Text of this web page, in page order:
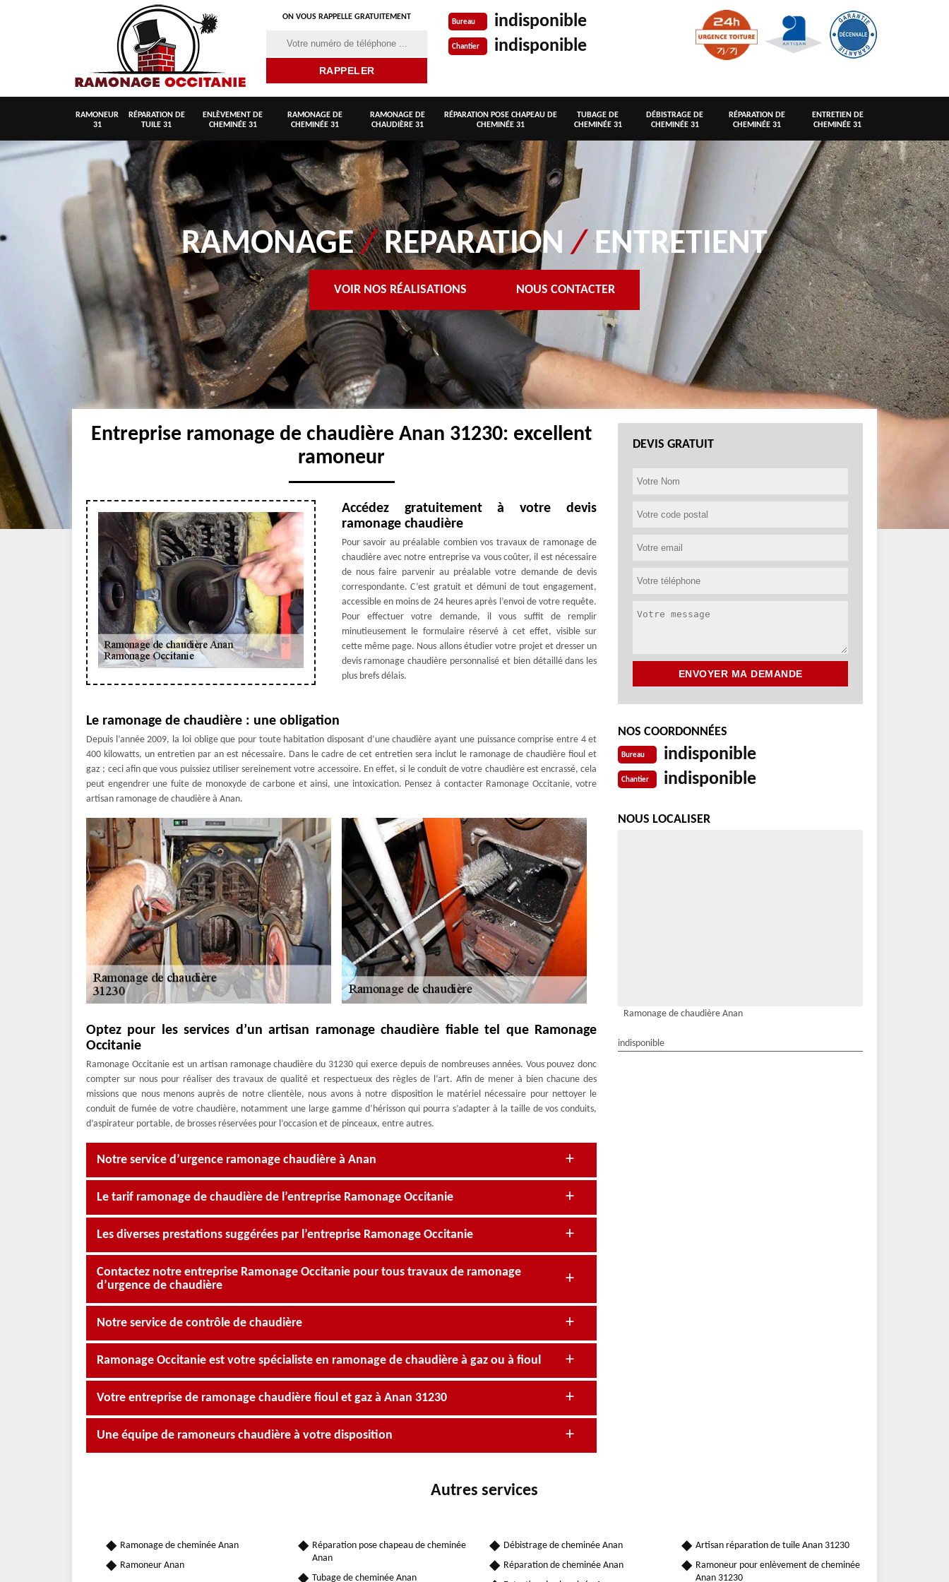
ON VOUS RAPPELLE GRATUITEMENT
Bureau indisponible
Chantier indisponible
RAMONEUR
31
RÉPARATION DE
TUILE 31
ENLÈVEMENT DE
CHEMINÉE 31
RAMONAGE DE
CHEMINÉE 31
RAMONAGE DE
CHAUDIÈRE 31
RÉPARATION POSE CHAPEAU DE
CHEMINÉE 31
TUBAGE DE
CHEMINÉE 31
DÉBISTRAGE DE
CHEMINÉE 31
RÉPARATION DE
CHEMINÉE 31
ENTRETIEN DE
CHEMINÉE 31
RAMONAGE/REPARATION/ENTRETIENT
VOIR NOS RÉALISATIONS NOUS CONTACTER
Entreprise ramonage de chaudière Anan 31230: excellent
ramoneur
Accédez gratuitement à votre devis
ramonage chaudière
Pour savoir au préalable combien vos travaux de ramonage de
chaudière avec notre entreprise va vous coûter, il est nécessaire
de nous faire parvenir au préalable votre demande de devis
correspondante. C’est gratuit et démuni de tout engagement,
accessible en moins de 24 heures après l’envoi de votre requête.
Pour effectuer votre demande, il vous suffit de remplir
minutieusement le formulaire réservé à cet effet, visible sur
cette même page. Nous allons étudier votre projet et dresser un
devis ramonage chaudière personnalisé et bien détaillé dans les
plus brefs délais.
Le ramonage de chaudière : une obligation
Depuis l’année 2009, la loi oblige que pour toute habitation disposant d’une chaudière ayant une puissance comprise entre 4 et
400 kilowatts, un entretien par an est nécessaire. Dans le cadre de cet entretien sera inclut le ramonage de chaudière fioul et
gaz ; ceci afin que vous puissiez utiliser sereinement votre accessoire. En effet, si le conduit de votre chaudière est encrassé, cela
peut engendrer une fuite de monoxyde de carbone et ainsi, une intoxication. Pensez à contacter Ramonage Occitanie, votre
artisan ramonage de chaudière à Anan.
Optez pour les services d’un artisan ramonage chaudière fiable tel que Ramonage
Occitanie
Ramonage Occitanie est un artisan ramonage chaudière du 31230 qui exerce depuis de nombreuses années. Vous pouvez donc
compter sur nous pour réaliser des travaux de qualité et respectueux des règles de l’art. Afin de mener à bien chacune des
missions que nous menons auprès de notre clientèle, nous avons à notre disposition le matériel nécessaire pour nettoyer le
conduit de fumée de votre chaudière, notamment une large gamme d’hérisson qui pourra s’adapter à la taille de vos conduits,
d’aspirateur portable, de brosses réservées pour l’occasion et de pinceaux, entre autres.
Notre service d’urgence ramonage chaudière à Anan
Le tarif ramonage de chaudière de l’entreprise Ramonage Occitanie
Les diverses prestations suggérées par l’entreprise Ramonage Occitanie
Contactez notre entreprise Ramonage Occitanie pour tous travaux de ramonage
d’urgence de chaudière
Notre service de contrôle de chaudière
Ramonage Occitanie est votre spécialiste en ramonage de chaudière à gaz ou à fioul
Votre entreprise de ramonage chaudière fioul et gaz à Anan 31230
Une équipe de ramoneurs chaudière à votre disposition
DEVIS GRATUIT
NOS COORDONNÉES
Bureau indisponible
Chantier indisponible
NOUS LOCALISER
Ramonage de chaudière Anan
indisponible
Autres services
Ramonage de cheminée Anan
Ramoneur Anan
Réparation pose chapeau de cheminée
Anan
Tubage de cheminée Anan
Débistrage de cheminée Anan
Réparation de cheminée Anan
Artisan réparation de tuile Anan 31230
Ramoneur pour enlèvement de cheminée
Anan 31230